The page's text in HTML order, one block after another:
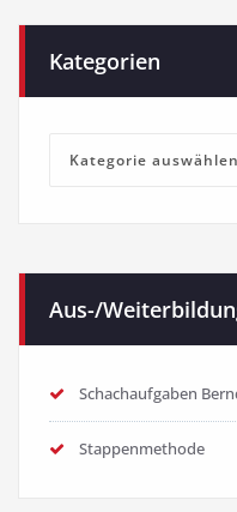
Kategorien
Kategorien
Aus-/
Schachaufgaben
Stappenmethode